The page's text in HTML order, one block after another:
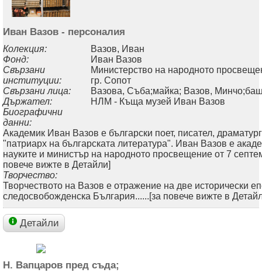
Иван Вазов - персоналия
Колекция:
Вазов, Иван
Фонд:
Иван Вазов
Свързани
институции:
Министерство на народното
гр. Сопот
Свързани лица:
Вазова, Съба;майка; Вазов,
Държател:
НЛМ - Къща музей Иван Вазов
Биографични
данни:
Академик Иван Вазов е български поет, писател,
"патриарх на българската литература". Иван Вазов е
науките и министър на народното просвещение от 7
повече вижте в Детайли]
Творчество:
Творчеството на Вазов е отражение на две исторически
следосвобожденска България......[за повече вижте в
Детайли
Н. Вапцаров пред съда;